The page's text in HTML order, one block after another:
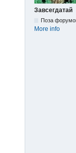
Завсегдатай
Поза
More info